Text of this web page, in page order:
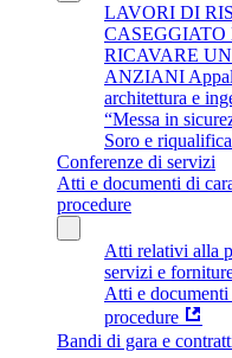
LAVORI DI
CASEGGIATO
RICAVARE
ANZIANI
architettura e
“Messa in
Soro e
Conferenze di servizi
Atti e documenti di
procedure
Atti relativi alla
servizi e
Atti e documenti
procedure
Bandi di gara e